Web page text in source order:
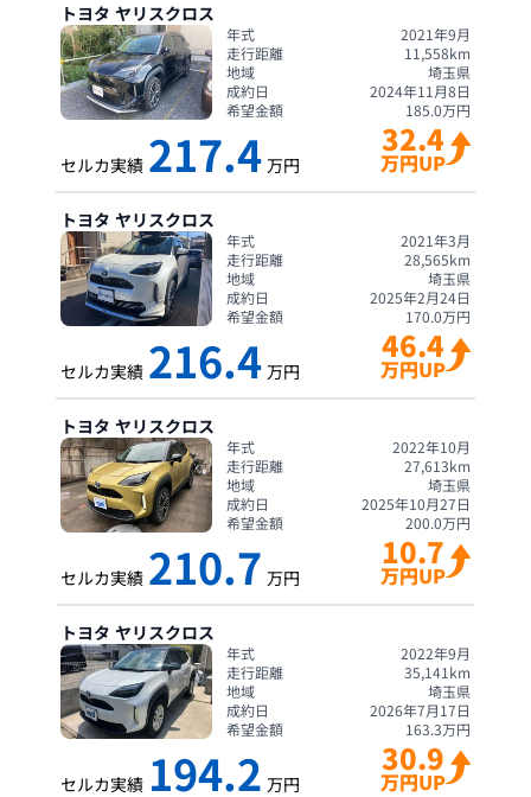
トヨタ ヤリスクロス
年式
2021年9月
走行距離
11,558km
地域
埼玉県
成約日
2024年11月8日
希望金額
185.0万円
セルカ実績 217.4 万円
32.4
万円UP
トヨタ ヤリスクロス
年式
2021年3月
走行距離
28,565km
地域
埼玉県
成約日
2025年2月24日
希望金額
170.0万円
セルカ実績 216.4 万円
46.4
万円UP
トヨタ ヤリスクロス
年式
2022年10月
走行距離
27,613km
地域
埼玉県
成約日
2025年10月27日
希望金額
200.0万円
セルカ実績 210.7 万円
10.7
万円UP
トヨタ ヤリスクロス
年式
2022年9月
走行距離
35,141 km
地域
埼玉県
成約日
2026年7月17日
希望金額
163.3万円
セルカ実績 194.2 万円
30.9
万円UP